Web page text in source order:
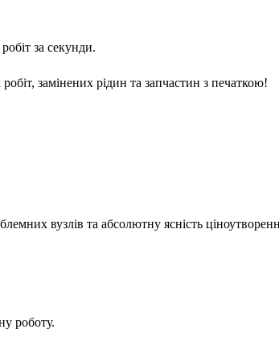
за секунди.
замінених рідин та запчастин з печаткою!
вузлів та абсолютну ясність
роботу.